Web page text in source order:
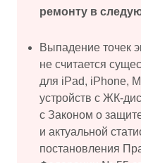
ремонту в
Выпадение точек
не считается
для iPad, iPhone,
устройств с ЖК-
с Законом о
и актуальной
постановления